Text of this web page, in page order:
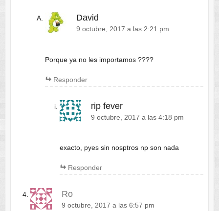
David
9 octubre, 2017 a las 2:21 pm
Porque ya no les importamos ????
Responder
rip fever
9 octubre, 2017 a las 4:18 pm
exacto, pyes sin nosptros np son nada
Responder
Ro
9 octubre, 2017 a las 6:57 pm